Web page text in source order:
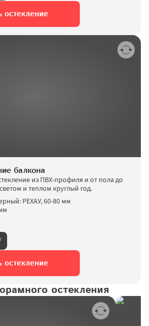
остекление
балкона
из ПВХ-профиля и от пола до
и теплом круглый год.
РЕХАУ, 60-80 мм
остекление
остекления